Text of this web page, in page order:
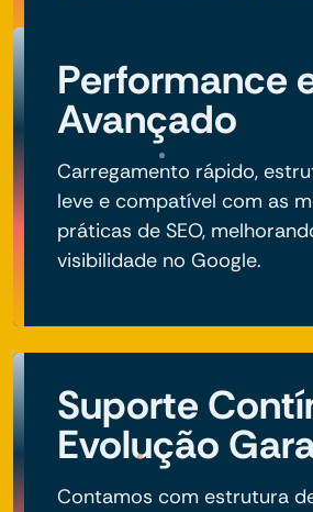
Performance
Avançado
Carregamento rápido,
leve e compatível com as
práticas de SEO,
visibilidade no Google.
Suporte
Evolução
Contamos com estrutura